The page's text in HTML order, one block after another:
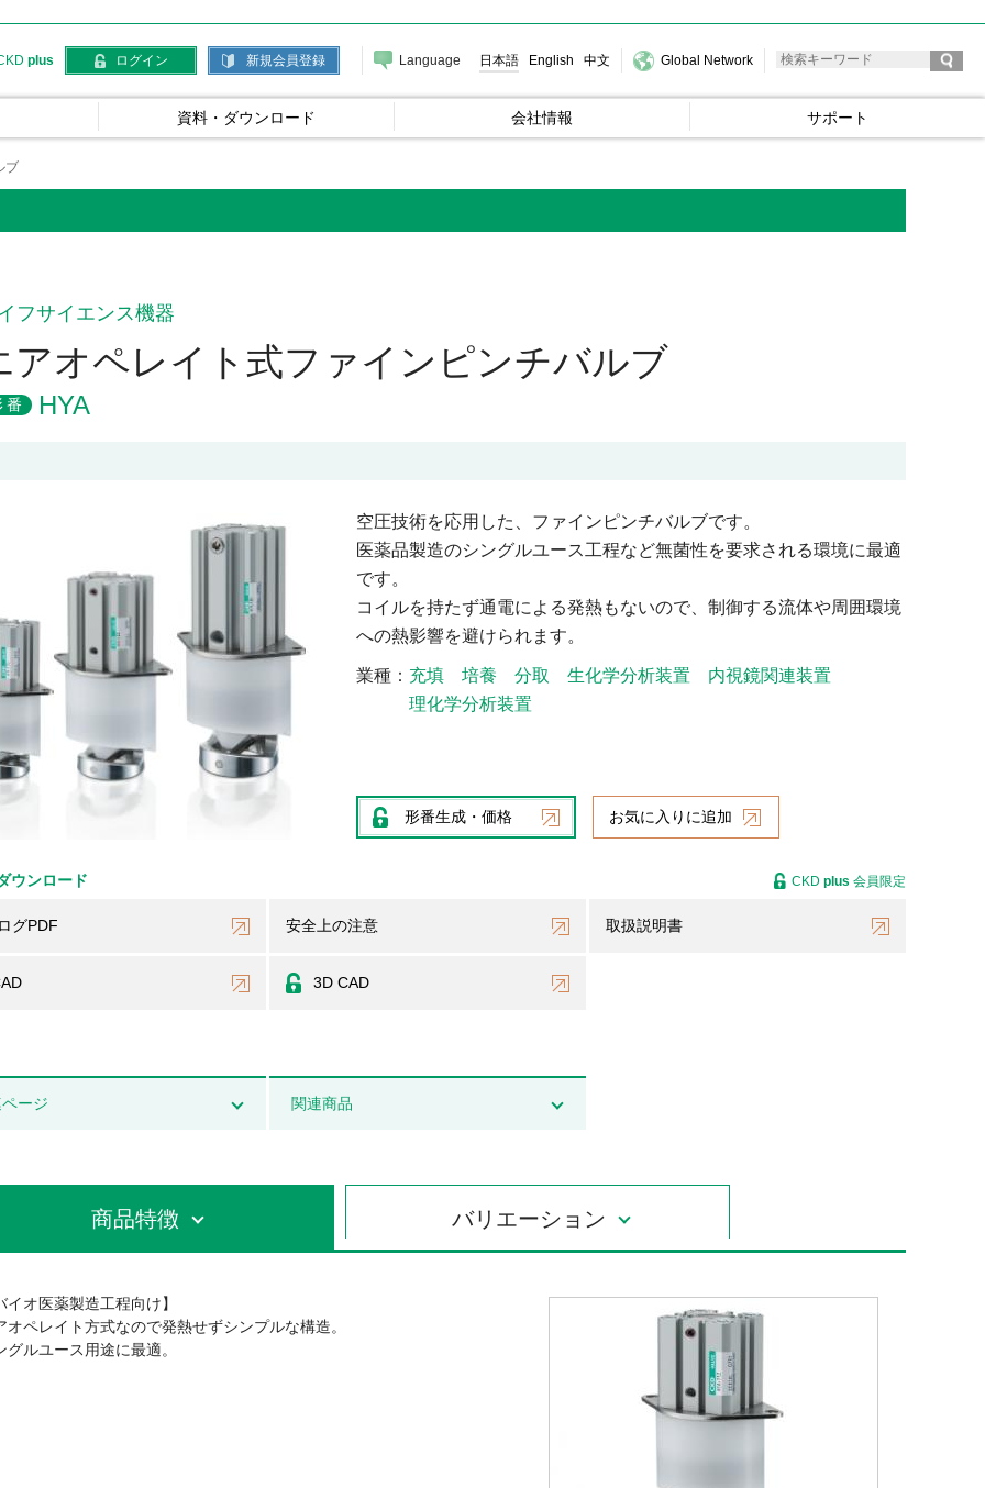
plus ログイン 新規会員登録 Language 日本語 English 中文 Global Network
資料・ダウンロード 会社情報 サポート
ブ
フサイエンス機器
アオペレイト式ファインピンチバルブ
番 HYA
空圧技術を応用した、ファインピンチバルブです。
医薬品製造のシングルユース工程など無菌性を要求される環境に最適
です。
コイルを持たず通電による発熱もないので、制御する流体や周囲環境
への熱影響を避けられます。
業種 充填 培養 分取 生化学分析装置
内視鏡関連装置
理化学分析装置
形番生成・価格 お気に入りに追加
ウンロード
グPDF 安全上の注意 取扱説明書
3D CAD
CKD plus 会員限定
ージ 関連商品
商品特徴 バリエーション
イオ医薬製造工程向け】
オペレイト方式なので発熱せずシンプルな構造。
グルユース用途に最適。